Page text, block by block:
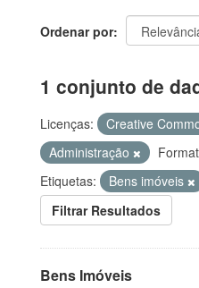
Ordenar por
1 conjunto de
Licenças: Creative
Administração
Etiquetas:
Bens imóveis
Filtrar Resultados
Bens Imóveis